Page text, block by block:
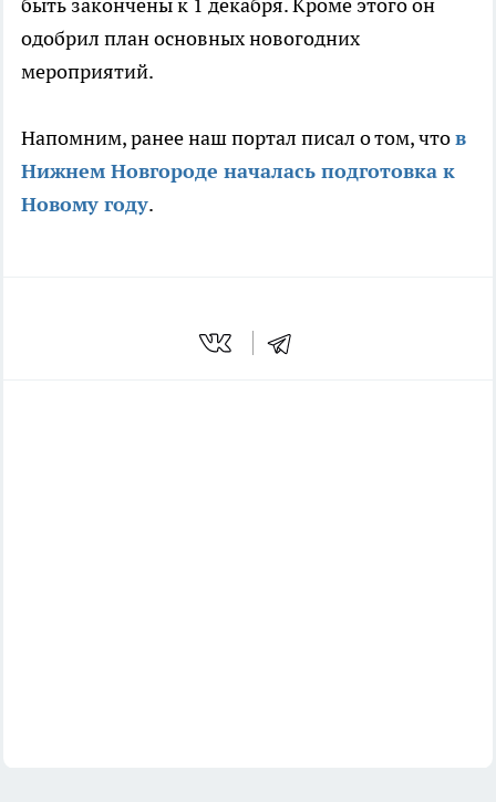
быть закончены к 1 декабря. Кроме этого он
одобрил план основных новогодних
мероприятий.
Напомним, ранее наш портал писал о том, чтов
Нижнем Новгороде началась подготовка к
Новому году.